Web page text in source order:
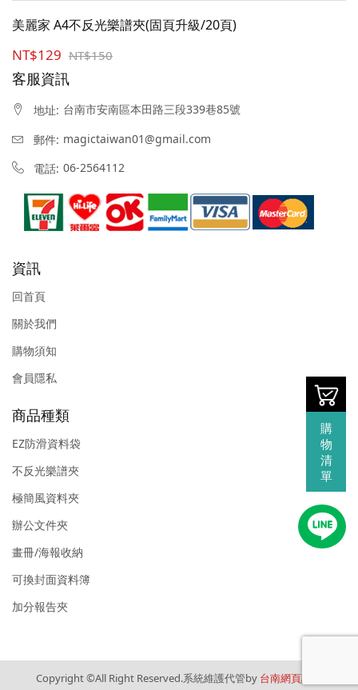
美麗家 A4不反光樂譜夾(固頁升級/20頁)
NT$129 NT$150
客服資訊
地址: 台南市安南區本田路三段339巷85號
郵件: magictaiwan01@gmail.com
電話: 06-2564112
資訊
回首頁
關於我們
購物須知
會員隱私
商品種類
EZ防滑資料袋
不反光樂譜夾
極簡風資料夾
辦公文件夾
畫冊/海報收納
可換封面資料簿
加分報告夾
Copyright ©All Right Reserved.系統維護代管by 台南網頁設計
購
物
清
單